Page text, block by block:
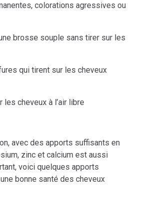
colorations agressives ou
brosse souple sans tirer sur les
qui tirent sur les cheveux
cheveux à l’air libre
avec des apports suffisants en
zinc et calcium est aussi
voici quelques apports
bonne santé des cheveux